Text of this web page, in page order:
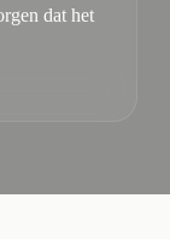
dat het